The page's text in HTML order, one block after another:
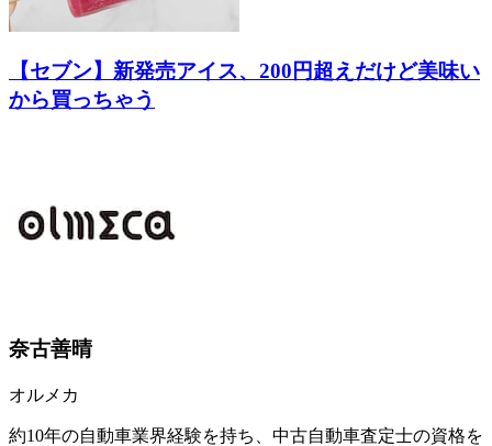
【セブン】新発売アイス、200円超えだけど美味い
から買っちゃう
奈古善晴
オルメカ
約10年の自動車業界経験を持ち、中古自動車査定士の資格を